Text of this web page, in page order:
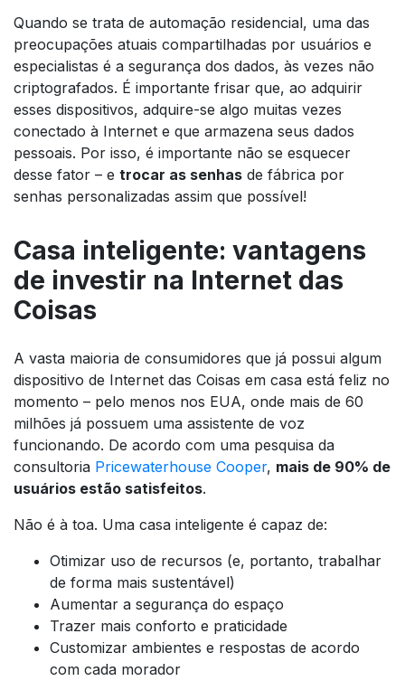
Quando se trata de automação residencial, uma das
preocupações atuais compartilhadas por usuários e
especialistas é a segurança dos dados, às vezes não
criptografados. É importante frisar que, ao adquirir
esses dispositivos, adquire-se algo muitas vezes
conectado à Internet e que armazena seus dados
pessoais. Por isso, é importante não se esquecer
desse fator – e trocar as senhas de fábrica por
senhas personalizadas assim que possível!
Casa inteligente: vantagens
de investir na Internet das
Coisas
A vasta maioria de consumidores que já possui algum
dispositivo de Internet das Coisas em casa está feliz no
momento – pelo menos nos EUA, onde mais de 60
milhões já possuem uma assistente de voz
funcionando. De acordo com uma pesquisa da
consultoria Pricewaterhouse Cooper, mais de 90% de
usuários estão satisfeitos.
Não é à toa. Uma casa inteligente é capaz de:
Otimizar uso de recursos (e, portanto, trabalhar
de forma mais sustentável)
Aumentar a segurança do espaço
Trazer mais conforto e praticidade
Customizar ambientes e respostas de acordo
com cada morador